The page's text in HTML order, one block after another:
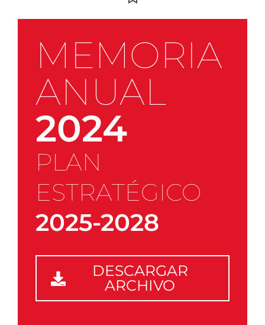
MEMORIA
ANUAL
2024
PLAN
ESTRATÉGICO
2025-2028
DESCARGAR
ARCHIVO